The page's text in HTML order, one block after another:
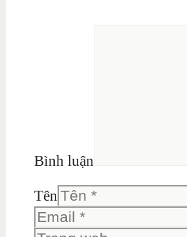
Bình luận
Tên